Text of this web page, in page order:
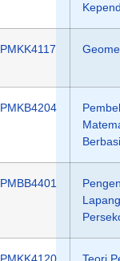
PMKK4117
PMKB4204
PMBB4401